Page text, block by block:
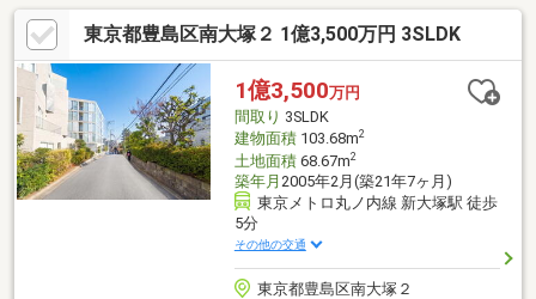
す。◆生活に便利な立地最寄り駅・小学校・スーパー・コンビ
ニ・公園が徒歩１０分圏内にございます。
東京都豊島区南大塚２ 1億3,500万円 3SLDK
1億3,500万円
間取り 3SLDK
建物面積103.68m2
土地面積68.67m2
築年月 2005年2月(築21年7ヶ月)
東京メトロ丸ノ内線 新大塚駅 徒歩
5分
その他の交通
東京都豊島区南大塚２